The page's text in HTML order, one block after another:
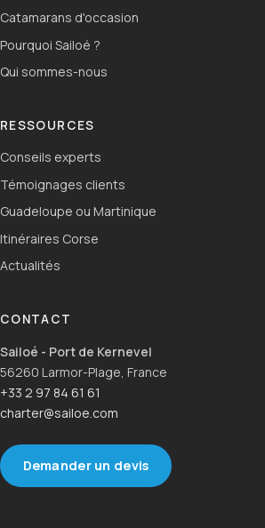
Catamarans d'occasion
Pourquoi Sailoé ?
Qui sommes-nous
RESSOURCES
Conseils experts
Témoignages clients
Guadeloupe ou Martinique
Itinéraires Corse
Actualités
CONTACT
Sailoé - Port de Kernevel
56260 Larmor-Plage, France
+33 2 97 84 61 61
charter@sailoe.com
Demander un devis